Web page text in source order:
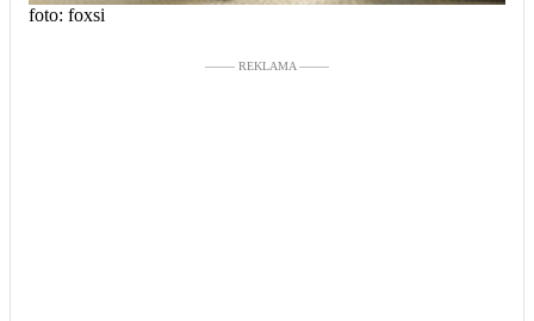
foto: foxsi
––––– REKLAMA –––––